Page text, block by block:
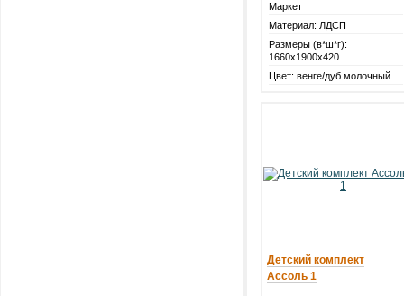
Маркет
Материал: ЛДСП
Размеры (в*ш*г):
1660х1900х420
Цвет: венге/дуб молочный
Детский комплект
Ассоль 1